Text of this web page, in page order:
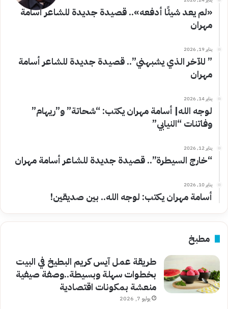
«لم يعد شيئًا أدفعه».. قصيدة جديدة للشاعر أسامة
مهران
يناير 19, 2026
” للآخر الذي يشبهني”.. قصيدة جديدة للشاعر أسامة
مهران
يناير 14, 2026
لوجه الله| أسامة مهران يكتب: “شحاتة” و”ريهام”
وفاتنات “النيابي”
يناير 12, 2026
“خارج السيطرة”.. قصيدة جديدة للشاعر أسامة مهران
يناير 10, 2026
أسامة مهران يكتب: لوجه الله.. بين صديقين!
مطبخ
طريقة عمل آيس كريم البطيخ في البيت
بخطوات سهلة وبسيطة..وصفة صيفية
منعشة بمكونات اقتصادية
يوليو 7, 2026